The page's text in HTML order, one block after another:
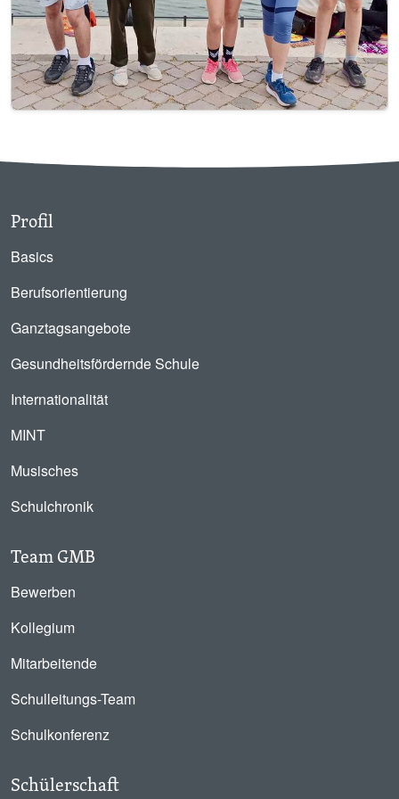
Profil
Basics
Berufsorientierung
Ganztagsangebote
Gesundheitsfördernde Schule
Internationalität
MINT
Musisches
Schulchronik
Team GMB
Bewerben
Kollegium
Mitarbeitende
Schulleitungs-Team
Schulkonferenz
Schülerschaft